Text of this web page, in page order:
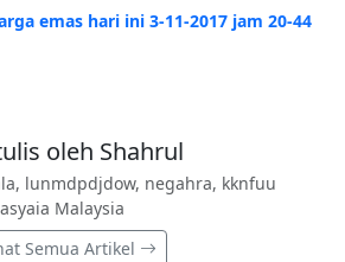
emas hari ini 3-11-2017 jam 20-44
oleh Shahrul
lunmdpdjdow, negahra, kknfuu
Malaysia
Semua Artikel